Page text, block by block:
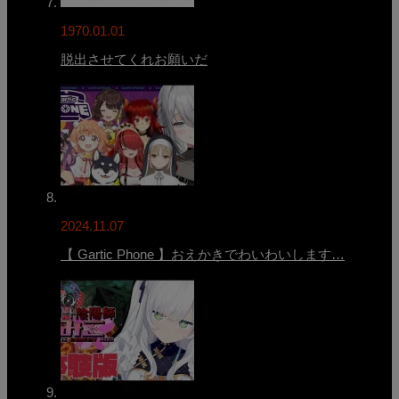
1970.01.01
脱出させてくれお願いだ
2024.11.07
【 Gartic Phone 】おえかきでわいわいします…